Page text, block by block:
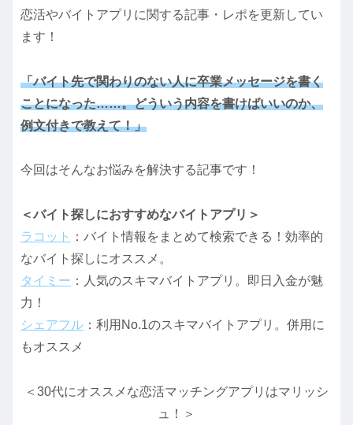
恋活やバイトアプリに関する記事・レポを更新してい
ます！
「バイト先で関わりのない人に卒業メッセージを書く
ことになった……。どういう内容を書けばいいのか、
例文付きで教えて！」
今回はそんなお悩みを解決する記事です！
＜バイト探しにおすすめなバイトアプリ＞
ラコット
：バイト情報をまとめて検索できる！効率的
なバイト探しにオススメ。
タイミー ：人気のスキマバイトアプリ。即日入金が魅
力！
シェアフル ：利用No.1のスキマバイトアプリ。併用に
もオススメ
＜30代にオススメな恋活マッチングアプリはマリッシ
ュ！＞